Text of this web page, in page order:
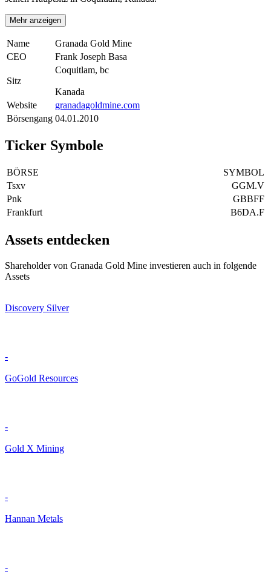
Mehr anzeigen
Name
Granada Gold Mine
CEO
Frank Joseph Basa
Sitz
Coquitlam, bc
Kanada
Website
granadagoldmine.com
Börsengang 04.01.2010
Ticker Symbole
BÖRSE
SYMBOL
Tsxv
GGM.V
Pnk
GBBFF
Frankfurt
B6DA.F
Assets entdecken
Shareholder von Granada Gold Mine investieren auch in folgende
Assets
Discovery Silver
-
GoGold Resources
-
Gold X Mining
-
Hannan Metals
-